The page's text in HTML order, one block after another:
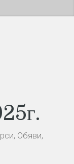
, Обяви,